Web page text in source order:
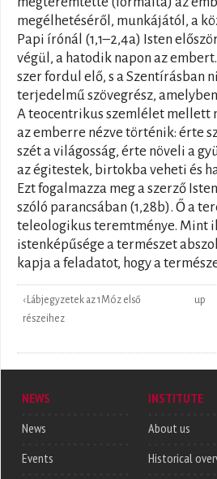
megélhetéséről, munkájától, a
Papi írónál (1,1–2,4a) Isten
végül, a hatodik napon az
szer fordul elő, s a Szentírásban
terjedelmű szövegrész,
A teocentrikus szemlélet mellett
az emberre nézve történik: érte
szét a világosság, érte növeli a
az égitestek, birtokba veheti és
Ezt fogalmazza meg a szerző
szóló parancsában (1,28b). Ő a
teleologikus teremtménye. Mint
istenképűsége a természet
kapja a feladatot, hogy a
‹ Lábjegyzetek az 1Móz első
részeihez
up
NEWS
News
Events
INSTITUTE
About us
Historical